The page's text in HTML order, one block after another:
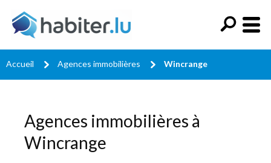
Accueil Agences immobilières Wincrange
Agences immobilières à
Wincrange